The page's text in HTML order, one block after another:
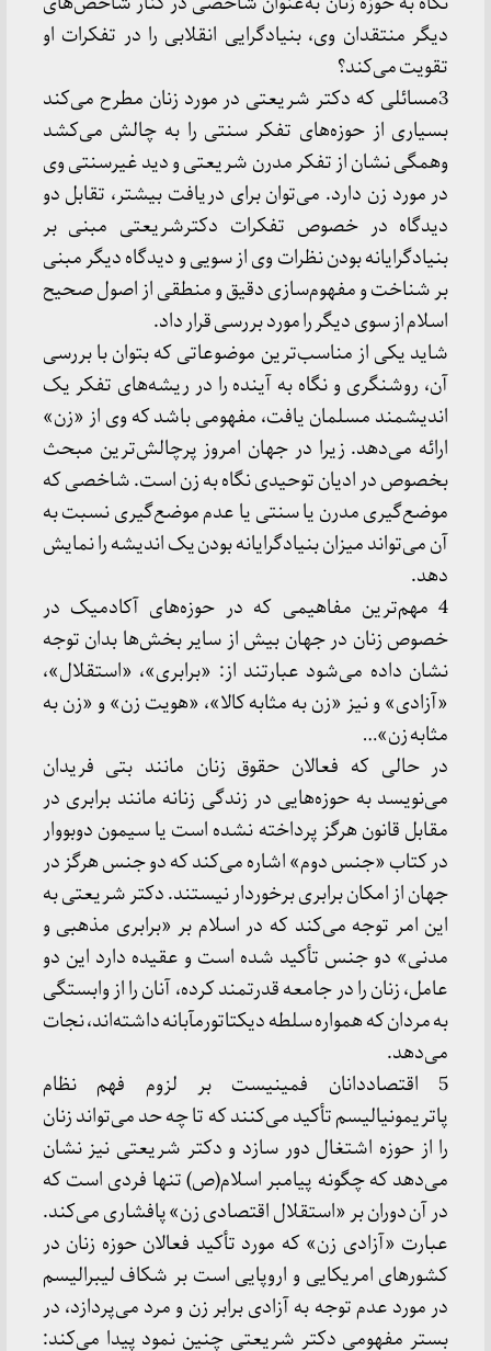
دیگر منتقدان وی، بنیادگرایی انقلابی را در تفکرات او
تقویت می‌کند؟
3مسائلی که دکتر شریعتی در مورد زنان مطرح می‌کند
بسیاری از حوزه‌های تفکر سنتی را به چالش می‌کشد
وهمگی نشان از تفکر مدرن شریعتی و دید غیرسنتی وی
در مورد زن دارد. می‌توان برای دریافت بیشتر، تقابل دو
دیدگاه در خصوص تفکرات دکترشریعتی مبنی بر
بنیادگرایانه بودن نظرات وی از سویی و دیدگاه دیگر مبنی
بر شناخت و مفهوم‌سازی دقیق و منطقی از اصول صحیح
اسلام از سوی دیگر را مورد بررسی قرار داد.
شاید یکی از مناسب‌ترین موضوعاتی که بتوان با بررسی
آن، روشنگری و نگاه به آینده را در ریشه‌های تفکر یک
اندیشمند مسلمان یافت، مفهومی باشد که وی از «زن»
ارائه می‌دهد. زیرا در جهان امروز پرچالش‌ترین مبحث
بخصوص در ادیان توحیدی نگاه به زن است. شاخصی که
موضع‌گیری مدرن یا سنتی یا عدم موضع‌گیری نسبت به
آن می‌تواند میزان بنیادگرایانه بودن یک اندیشه را نمایش
دهد.
4 مهم‌ترین مفاهیمی که در حوزه‌های آکادمیک در
خصوص زنان در جهان بیش از سایر بخش‌ها بدان توجه
نشان داده می‌شود عبارتند از: «برابری»، «استقلال»،
«آزادی» و نیز «زن به مثابه کالا»، «هویت زن» و «زن به
مثابه زن»…
در حالی که فعالان حقوق زنان مانند بتی فریدان
می‌نویسد به حوزه‌هایی در زندگی زنانه مانند برابری در
مقابل قانون هرگز پرداخته نشده است یا سیمون دوبووار
در کتاب «جنس دوم» اشاره می‌کند که دو جنس هرگز در
جهان از امکان برابری برخوردار نیستند. دکتر شریعتی به
این امر توجه می‌کند که در اسلام بر «برابری مذهبی و
مدنی» دو جنس تأکید شده است و عقیده دارد این دو
عامل، زنان را در جامعه قدرتمند کرده، آنان را از وابستگی
به مردان که همواره سلطه دیکتاتورمآبانه داشته‌اند، نجات
می‌دهد.
5 اقتصاددانان فمینیست بر لزوم فهم نظام
پاتریمونیالیسم تأکید می‌کنند که تا چه حد می‌تواند زنان
را از حوزه اشتغال دور سازد و دکتر شریعتی نیز نشان
می‌دهد که چگونه پیامبر اسلام(ص) تنها فردی است که
در آن دوران بر «استقلال اقتصادی زن» پافشاری می‌کند.
عبارت «آزادی زن» که مورد تأکید فعالان حوزه زنان در
کشورهای امریکایی و اروپایی است بر شکاف لیبرالیسم
در مورد عدم توجه به آزادی برابر زن و مرد می‌پردازد، در
بستر مفهومی دکتر شریعتی چنین نمود پیدا می‌کند: